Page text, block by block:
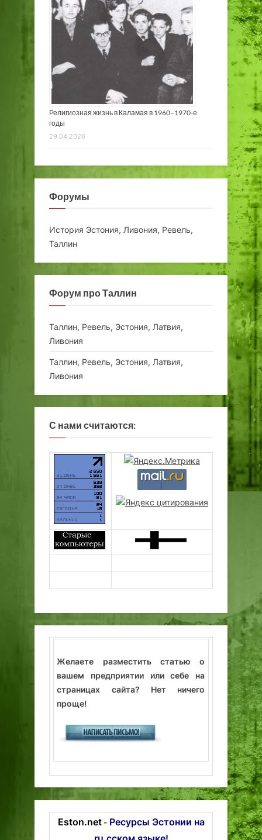
Религиозная жизнь в Каламая в 1960–1970-е
годы
29.04.2026
Форумы
История Эстония, Ливония, Ревель,
Таллин
Форум про Таллин
Таллин, Ревель, Эстония, Латвия,
Ливония
Таллин, Ревель, Эстония, Латвия,
Ливония
С нами считаются:
Желаете разместить статью о
вашем предприятии или себе на
страницах сайта? Нет ничего
проще!
Eston.net- Ресурсы Эстонии на